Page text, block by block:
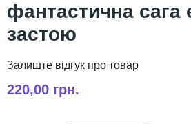
фантастична сага
застою
220,00 грн.